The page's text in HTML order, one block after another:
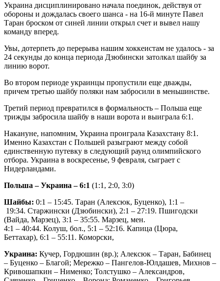
Украина дисциплинировано начала поединок, действуя от
обороны и дождалась своего шанса - на 16-й минуте Павел
Таран броском от синей линии открыл счет и вывел нашу
команду вперед.
Увы, дотерпеть до перерыва нашим хоккеистам не удалось - за
24 секунды до конца периода Дзюбински затолкал шайбу за
линию ворот.
Во втором периоде украинцы пропустили еще дважды,
причем третью шайбу поляки нам забросили в меньшинстве.
Третий период превратился в формальность – Польша еще
трижды забросила шайбу в наши ворота и выиграла 6:1.
Накануне, напомним, Украина проиграла Казахстану 8:1.
Именно Казахстан с Польшей разыграют между собой
единственную путевку в следующий раунд олимпийского
отбора. Украина в воскресенье, 9 февраля, сыграет с
Нидерландами.
Польша – Украина – 6:1 (1:1, 2:0, 3:0)
Шайбы: 0:1 – 15:45. Таран (Алексюк, Буценко), 1:1 –
19:34. Старжински (Дзюбински), 2:1 – 27:19. Пшигодски
(Вайда, Марзец), 3:1 – 35:55. Марзец, мен.
4:1 – 40:44. Колуш, бол., 5:1 – 52:16. Капица (Цюра,
Беттахар), 6:1 – 55:11. Коморски,
Украина: Кучер, Гордюшин (вр.); Алексюк – Таран, Бабинец
– Буценко – Благой; Мережко – Пангелов-Юлдашев, Михнов –
Кривошапкин – Нименко; Толстушко – Александров,